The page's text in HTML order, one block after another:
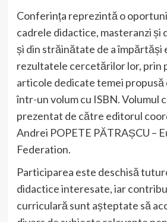
Conferința reprezintă o
cadrele didactice, masteranzi și
și din străinătate de a împărtăși
rezultatele cercetărilor lor, prin
articole dedicate temei propusă
într-un volum cu ISBN. Volumul
prezentat de către editorul
Andrei POPETE PĂTRAȘCU –
Federation.
Participarea este deschisă
didactice interesate, iar
curriculară sunt așteptate să